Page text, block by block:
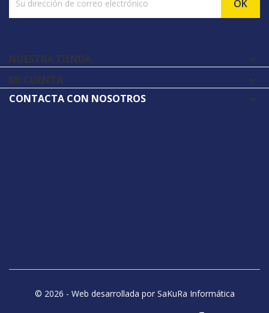
NUESTRA TIENDA 
MI CUENTA 
CONTACTA CON NOSOTROS
© 2026 - Web desarrollada por SaKuRa Informática